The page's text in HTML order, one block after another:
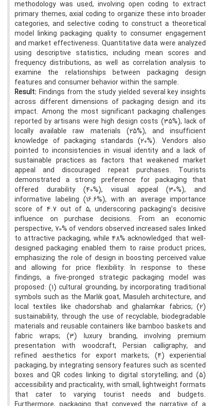
methodology was used, involving open coding to extract
primary themes, axial coding to organize these into broader
categories, and selective coding to construct a theoretical
model linking packaging quality to consumer engagement
and market effectiveness. Quantitative data were analyzed
using descriptive statistics, including mean scores and
frequency distributions, as well as correlation analysis to
examine the relationships between packaging design
features and consumer behavior within the sample.
Result: Findings from the study yielded several key insights
across different dimensions of packaging design and its
impact. Among the most significant packaging challenges
reported by artisans were high design costs (35%), lack of
locally available raw materials (25%), and insufficient
knowledge of packaging standards (20%). Vendors also
pointed to inconsistencies in visual identity and a lack of
sustainable practices as factors that weakened market
appeal and discouraged repeat purchases. Tourists
demonstrated a strong preference for packaging that
offered durability (40%), visual appeal (30%), and
informative labeling (16.6%), with an average importance
score of 4.7 out of 5, underscoring packaging’s decisive
influence on purchase decisions. From an economic
perspective, 70% of vendors observed increased sales linked
to attractive packaging, while 48% acknowledged that well-
designed packaging enabled them to raise product prices,
emphasizing the role of design in boosting perceived value
and allowing for price flexibility. In response to these
findings, a five-pronged strategic packaging model was
proposed: (1) cultural grounding, by incorporating traditional
symbols such as the Marlik goat, Masuleh architecture, and
local textiles like chadorshab and ghalamkar fabrics; (2)
sustainability, through the use of recyclable, biodegradable
materials and reusable containers like bamboo baskets and
fabric wraps; (3) luxury branding, involving premium
presentation with woodcraft, Persian calligraphy, and
refined aesthetics for export markets; (4) experiential
packaging, by integrating sensory features such as scented
boxes and QR codes linking to digital storytelling; and (5)
accessibility and practicality, with small, lightweight formats
that cater to varying tourist needs and budgets.